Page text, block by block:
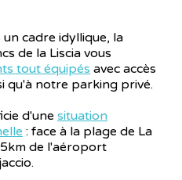
un cadre idyllique, la
de la Liscia vous
tout équipés avec accès
qu'à notre parking privé.
d'une situation
: face à la plage de La
de l'aéroport